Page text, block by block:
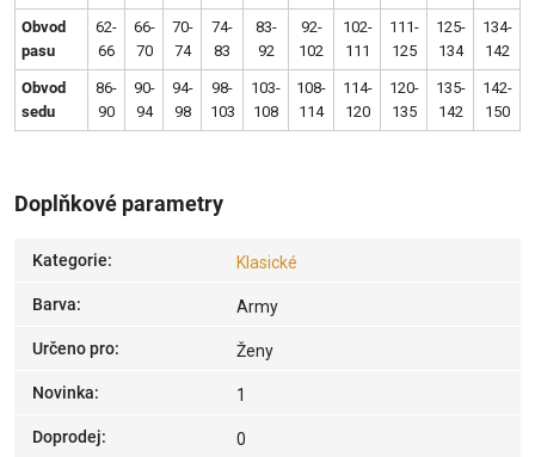
Obvod
pasu
62-
66
66-
70
70-
74
74-
83
83-
92
92-
102
102-
111
111-
125
125-
134
134-
142
Obvod
sedu
86-
90
90-
94
94-
98
98-
103
103-
108
108-
114
114-
120
120-
135
135-
142
142-
150
Doplňkové parametry
Kategorie: Klasické
Barva: Army
Určeno pro: Ženy
Novinka: 1
Doprodej: 0